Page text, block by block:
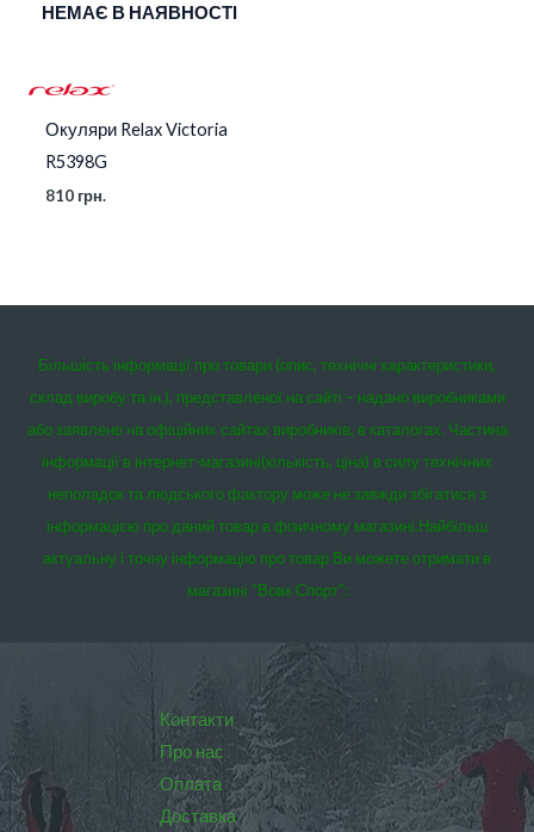
НЕМАЄ В НАЯВНОСТІ
Окуляри Relax Victoria
R5398G
810 грн.
Більшість інформації про товари (опис, технічні характеристики,
склад виробу та ін.), представленої на сайті – надано виробниками
або заявлено на офіційних сайтах виробників, в каталогах. Частина
інформації в інтернет-магазині(кількість, ціна) в силу технічних
неполадок та людського фактору може не завжди збігатися з
інформацією про даний товар в фізичному магазині.Найбільш
актуальну і точну інформацію про товар Ви можете отримати в
магазині “Вовк Спорт”:
Контакти
Про нас
Оплата
Доставка